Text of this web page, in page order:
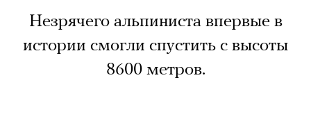
Незрячего альпиниста впервые в
истории смогли спустить с высоты
8600 метров.